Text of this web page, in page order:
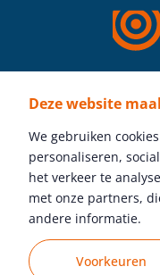
Deze website
We gebruiken
personaliseren,
het verkeer te
met onze partners,
andere informatie.
Voorkeuren
Gratis